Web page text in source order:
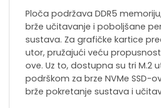
Ploča podržava DDR5
brže učitavanje i poboljšane
sustava. Za grafičke kartice
utor, pružajući veću
ove. Uz to, dostupna su tri M.2
podrškom za brze NVMe SSD-
brže pokretanje sustava i